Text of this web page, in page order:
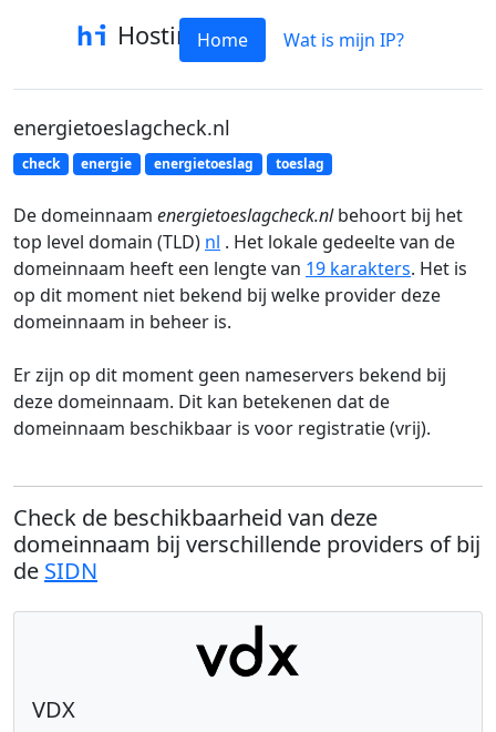
HostinfoHome Wat is mijn IP?
energietoeslagcheck.nl
check energie energietoeslag toeslag
De domeinnaam energietoeslagcheck.nlbehoort bij het
top level domain (TLD) nl . Het lokale gedeelte van de
domeinnaam heeft een lengte van 19 karakters. Het is
op dit moment niet bekend bij welke provider deze
domeinnaam in beheer is.
Er zijn op dit moment geen nameservers bekend bij
deze domeinnaam. Dit kan betekenen dat de
domeinnaam beschikbaar is voor registratie (vrij).
Check de beschikbaarheid van deze
domeinnaam bij verschillende providers of bij
de SIDN
VDX